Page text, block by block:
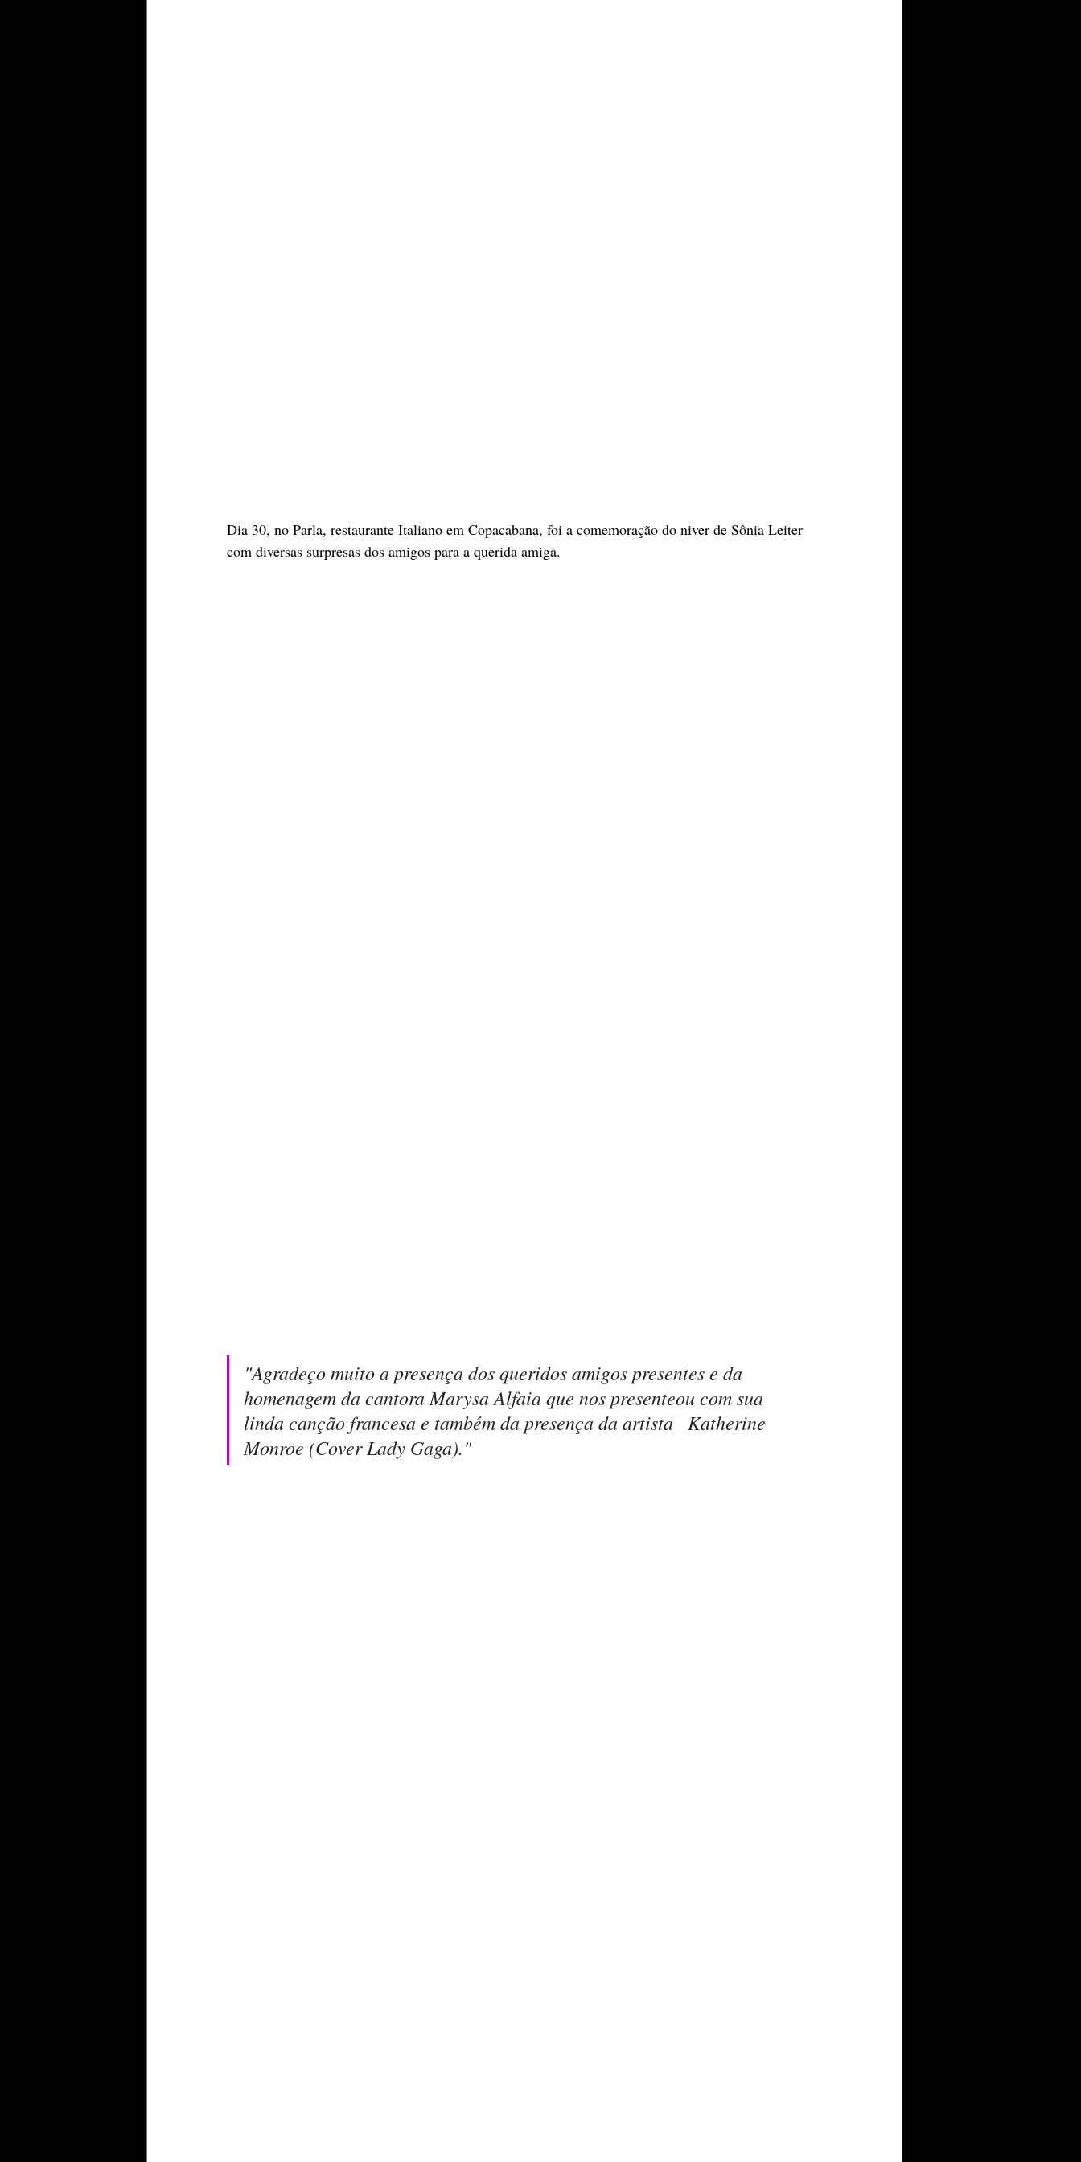
Dia 30, no Parla, restaurante Italiano em Copacabana, foi a comemoração do niver de Sônia Leiter
com diversas surpresas dos amigos para a querida amiga.
"Agradeço muito a presença dos queridos amigos presentes e da
homenagem da cantora Marysa Alfaia que nos presenteou com sua
linda canção francesa e também da presença da artista   Katherine
Monroe (Cover Lady Gaga)."